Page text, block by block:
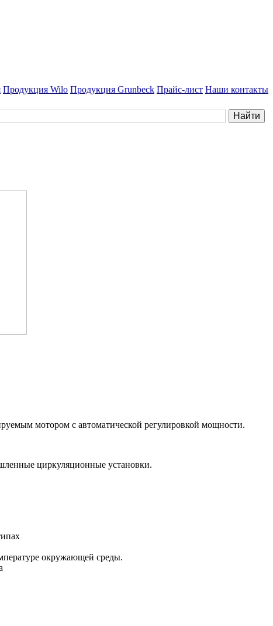
Продукция Wilo Продукция Grunbeck Прайс-лист Наши контакты
мотором с автоматической регулировкой мощности.
циркуляционные установки.
окружающей среды.